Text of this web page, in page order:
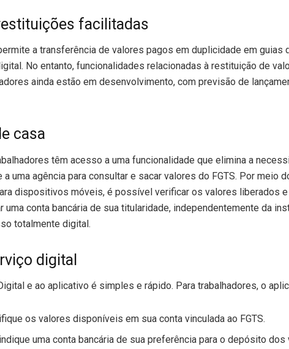
facilitadas
a transferência de valores pagos em duplicidade em guias
No entanto, funcionalidades relacionadas à restituição de
ainda estão em desenvolvimento, com previsão de
casa
têm acesso a uma funcionalidade que elimina a
uma agência para consultar e sacar valores do FGTS. Por meio
dispositivos móveis, é possível verificar os valores liberados
uma conta bancária de sua titularidade, independentemente da
totalmente digital.
digital
e ao aplicativo é simples e rápido. Para trabalhadores, o
os valores disponíveis em sua conta vinculada ao FGTS.
uma conta bancária de sua preferência para o depósito dos